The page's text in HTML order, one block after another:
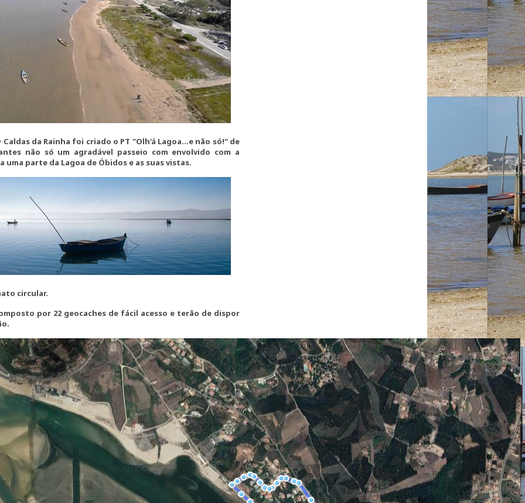
Caldas da Rainha foi criado o PT "Olh'á Lagoa...e não só!" de
não só um agradável passeio com envolvido com a
parte da Lagoa de Óbidos e as suas vistas.
circular.
por 22 geocaches de fácil acesso e terão de dispor